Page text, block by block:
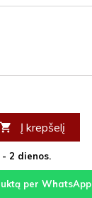
 Į krepšelį
2 dienos.
per WhatsApp